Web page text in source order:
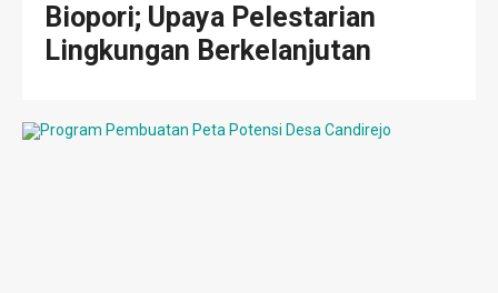
Biopori; Upaya Pelestarian
Lingkungan Berkelanjutan